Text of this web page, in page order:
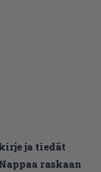
ja tiedät
raskaan